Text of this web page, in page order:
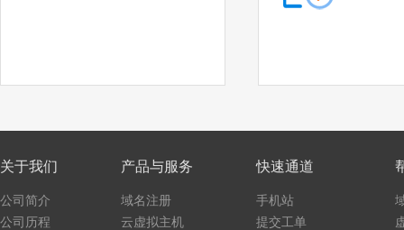
关于我们
公司简介
公司历程
产品与服务
域名注册
云虚拟主机
快速通道
手机站
提交工单